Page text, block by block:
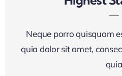
Neque porro quisquam
quia dolor sit amet,
quia